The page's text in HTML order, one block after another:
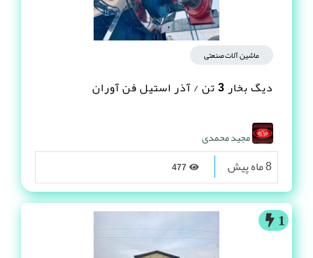
ماشین آلات صنعتی
دیگ بخار 3 تن / آذر استیل فن آوران
مجید محمدی
8 ماه پیش
1